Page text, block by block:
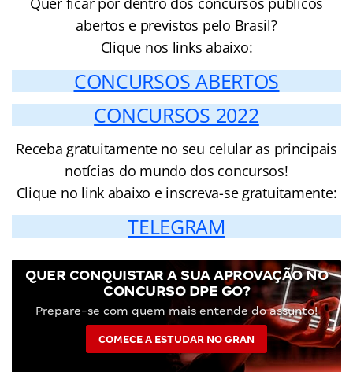
abertos e previstos pelo Brasil?
Clique nos links abaixo:
CONCURSOS ABERTOS
CONCURSOS 2022
Receba gratuitamente no seu celular as principais
notícias do mundo dos concursos!
Clique no link abaixo e inscreva-se gratuitamente:
TELEGRAM
QUER CONQUISTAR A SUA APROVAÇÃO NO
CONCURSO DPE GO?
Prepare-se com quem mais entende do assunto!
COMECE A ESTUDAR NO GRAN